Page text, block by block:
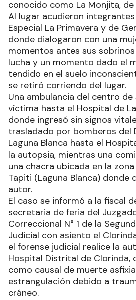
conocido como La Monjita,
Al lugar acudieron
Especial La Primavera y de
donde dialogaron con una
momentos antes sus
lucha y un momento dado el
tendido en el suelo
se retiró corriendo del lugar.
Una ambulancia del centro
víctima hasta el Hospital de
donde ingresó sin signos
trasladado por bomberos del
Laguna Blanca hasta el
la autopsia, mientras una
una chacra ubicada en la
Tapiti (Laguna Blanca) donde
autor.
El caso se informó a la fiscal
secretaria de feria del
Correccional N° 1 de la
Judicial con asiento el
el forense judicial realice la
Hospital Distrital de Clorinda,
como causal de muerte
estrangulación debido a
cráneo.